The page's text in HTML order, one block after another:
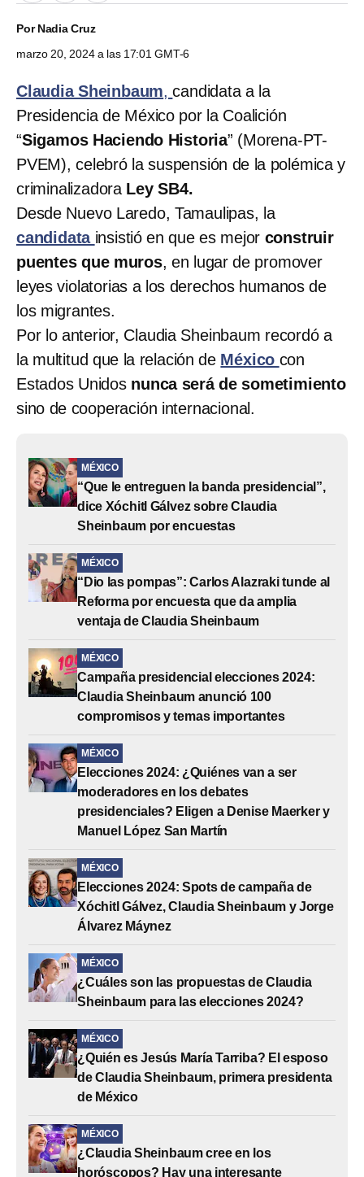
PorNadia Cruz
marzo 20, 2024 a las 17:01 GMT-6
Claudia Sheinbaum,candidata a la
Presidencia de México por la Coalición
“Sigamos Haciendo Historia” (Morena-PT-
PVEM), celebró la suspensión de la polémica y
criminalizadora Ley SB4.
Desde Nuevo Laredo, Tamaulipas, la
candidata insistió en que es mejor construir
puentes que muros, en lugar de promover
leyes violatorias a los derechos humanos de
los migrantes.
Por lo anterior, Claudia Sheinbaum recordó a
la multitud que la relación de México con
Estados Unidos nunca será de sometimiento
sino de cooperación internacional.
MÉXICO
“Que le entreguen la banda presidencial”,
dice Xóchitl Gálvez sobre Claudia
Sheinbaum por encuestas
MÉXICO
“Dio las pompas”: Carlos Alazraki tunde al
Reforma por encuesta que da amplia
ventaja de Claudia Sheinbaum
MÉXICO
Campaña presidencial elecciones 2024:
Claudia Sheinbaum anunció 100
compromisos y temas importantes
MÉXICO
Elecciones 2024: ¿Quiénes van a ser
moderadores en los debates
presidenciales? Eligen a Denise Maerker y
Manuel López San Martín
MÉXICO
Elecciones 2024: Spots de campaña de
Xóchitl Gálvez, Claudia Sheinbaum y Jorge
Álvarez Máynez
MÉXICO
¿Cuáles son las propuestas de Claudia
Sheinbaum para las elecciones 2024?
MÉXICO
¿Quién es Jesús María Tarriba? El esposo
de Claudia Sheinbaum, primera presidenta
de México
MÉXICO
¿Claudia Sheinbaum cree en los
horóscopos? Hay una interesante